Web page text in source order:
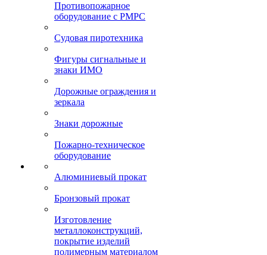
Противопожарное
оборудование с РМРС
Судовая пиротехника
Фигуры сигнальные и
знаки ИМО
Дорожные ограждения и
зеркала
Знаки дорожные
Пожарно-техническое
оборудование
Алюминиевый прокат
Бронзовый прокат
Изготовление
металлоконструкций,
покрытие изделий
полимерным материалом